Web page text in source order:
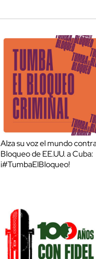
Alza su voz el mundo
Bloqueo de EE.UU. a Cuba:
¡#TumbaElBloqueo!